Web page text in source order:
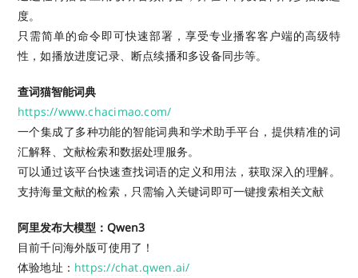
度。
只需简单的命令即可快速部署，享受专业播客客户端的高级特
性，如播放进度记录、断点续播和多设备同步等。
查词猫智能词典
https://www.chacimao.com/
一个集成了多种功能的智能词典和学术助手平台，提供精准的词
汇解释、文献检索和数据处理服务。
可以通过该平台快速查找词语的定义和用法，获取深入的理解。
支持海量文献的检索，只需输入关键词即可一键搜索相关文献
阿里发布大模型：Qwen3
目前千问海外版可使用了！
体验地址： https://chat.qwen.ai/